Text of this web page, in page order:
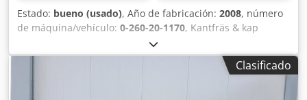
Estado: bueno (usado), Año de fabricación: 2008, número
de máquina/vehículo: 0-260-20-1170, Kantfräs & kap
Brandt Tipo: Optimat FTK 130 Nº: 0-260-20-1170 Año: 2008
La FTK 130 ha sido concebida como complemento para
máquinas enchapadoras de cantos. La principal aplicación
de la FTK 130 es el mecanizado de piezas con formas
Clasificado